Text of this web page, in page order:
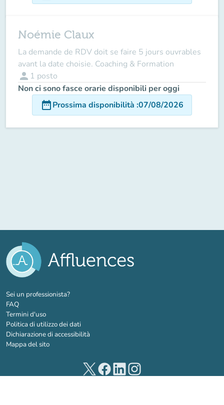
Noémie Claux
La demande de RDV doit se faire 5 jours ouvrables
avant la date choisie. Coaching & Formation
person 1 posto
Non ci sono fasce orarie disponibili per oggi
date_rangeProssima disponibilità :07/08/2026
Sei un professionista?(nuova scheda)
FAQ
Termini d'uso
Politica di utilizzo dei dati
Dichiarazione di accessibilità
Mappa del sito
(nuova scheda)
(nuova scheda)
(nuova scheda)